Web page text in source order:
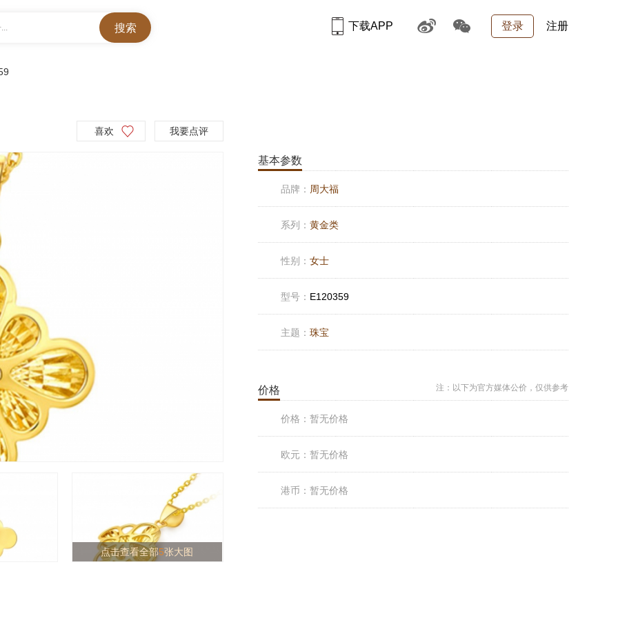
登录 注册
下载APP
喜欢 我要点评
点击查看全部5张大图
基本参数
品牌： 周大福
系列： 黄金类
性别： 女士
型号： E120359
主题： 珠宝
价格 注：以下为官方媒体公价，仅供参考
价格： 暂无价格
欧元： 暂无价格
港币： 暂无价格